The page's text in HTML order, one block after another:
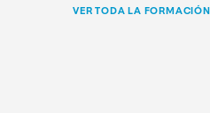
VER TODA LA